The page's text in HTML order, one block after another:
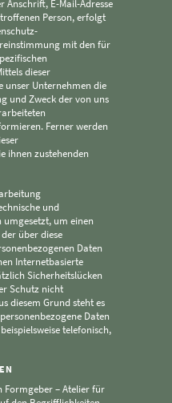
Anschrift, E-Mail-Adresse
Person, erfolgt
mit den für
dieser
unser Unternehmen die
und Zweck der von uns
Ferner werden
ihnen zustehenden
und
um einen
über diese
Daten
Internetbasierte
Sicherheitslücken
Schutz nicht
diesem Grund steht es
Daten
telefonisch,
Formgeber – Atelier für